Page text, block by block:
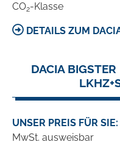
CO2-Klasse
DETAILS ZUM
DACIA
UNSER PREIS FÜR
MwSt. ausweisbar